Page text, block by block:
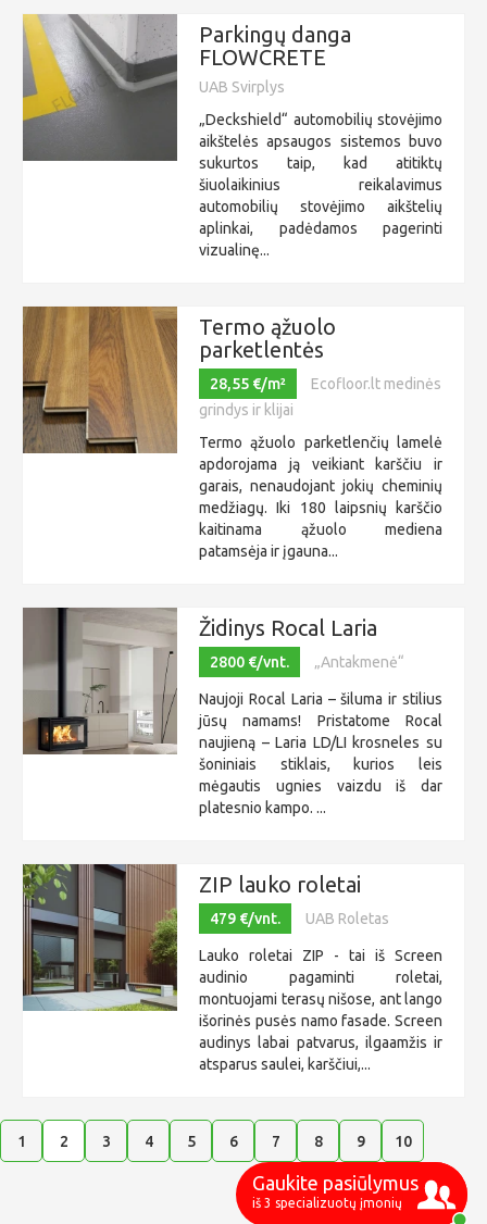
Parkingų danga
FLOWCRETE
UAB Svirplys
„Deckshield“ automobilių stovėjimo
aikštelės apsaugos sistemos buvo
sukurtos taip, kad atitiktų
šiuolaikinius reikalavimus
automobilių stovėjimo aikštelių
aplinkai, padėdamos pagerinti
vizualinę...
Termo ąžuolo
parketlentės
28,55 €/m²
Ecofloor.lt medinės
grindys ir klijai
Termo ąžuolo parketlenčių lamelė
apdorojama ją veikiant karščiu ir
garais, nenaudojant jokių cheminių
medžiagų. Iki 180 laipsnių karščio
kaitinama ąžuolo mediena
patamsėja ir įgauna...
Židinys Rocal Laria
2800 €/vnt. „Antakmenė“
Naujoji Rocal Laria – šiluma ir stilius
jūsų namams! Pristatome Rocal
naujieną – Laria LD/LI krosneles su
šoniniais stiklais, kurios leis
mėgautis ugnies vaizdu iš dar
platesnio kampo. ...
ZIP lauko roletai
479 €/vnt. UAB Roletas
Lauko roletai ZIP - tai iš Screen
audinio pagaminti roletai,
montuojami terasų nišose, ant lango
išorinės pusės namo fasade. Screen
audinys labai patvarus, ilgaamžis ir
atsparus saulei, karščiui,...
1 2 3 4 5 6 7 8 9 10
Gaukite pasiūlymus
iš 3 specializuotų įmonių